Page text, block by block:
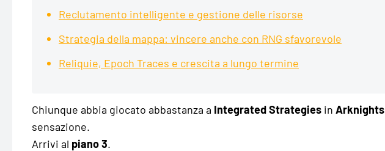
Reclutamento intelligente e gestione delle risorse
Strategia della mappa: vincere anche con RNG sfavorevole
Reliquie, Epoch Traces e crescita a lungo termine
Chiunque abbia giocato abbastanza a Integrated Strategies in Arknights
sensazione.
Arrivi al piano 3.